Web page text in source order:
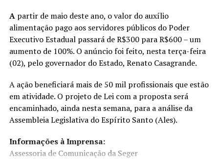
até os dias de hoje. O convidado explicou que as
luminárias de led são consideradas o que há de mais
moderno, eficiente e econômico no mercado atual. Além
do alto potencial de luminosidade e do baixo consumo
de energia, o professor explicou que essas luminárias são
chuvas tropicais e até mesmo da proximidade com o
mar.
Sustentabilidade
ANÚNCIO
Apartir de maio deste ano, o valor do auxílio
alimentação pago aos servidores públicos do Poder
Executivo Estadual passará de R$300 para R$600 – um
aumento de 100%. O anúncio foi feito, nesta terça-feira
(02), pelo governador do Estado, Renato Casagrande.
A ação beneficiará mais de 50 mil profissionais que estão
em atividade. O projeto de Lei com a proposta será
encaminhado, ainda nesta semana, para a análise da
Assembleia Legislativa do Espírito Santo (Ales).
Informações à Imprensa:
Assessoria de Comunicação da Seger